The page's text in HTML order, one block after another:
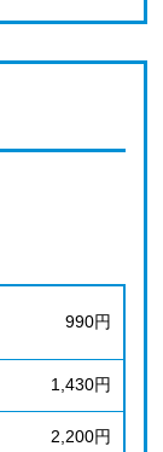
990円
1,430円
2,200円